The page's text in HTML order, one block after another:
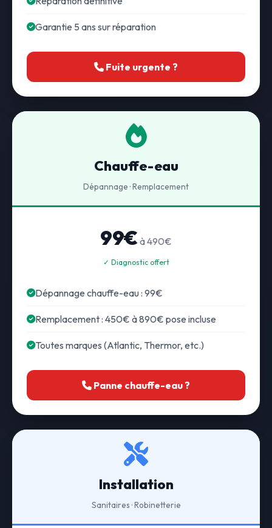
Garantie 5 ans sur réparation
Fuite urgente ?
Chauffe-eau
Dépannage · Remplacement
99€ à 490€
✓ Diagnostic offert
Dépannage chauffe-eau : 99€
Remplacement : 450€ à 890€ pose incluse
Toutes marques (Atlantic, Thermor, etc.)
Panne chauffe-eau ?
Installation
Sanitaires · Robinetterie